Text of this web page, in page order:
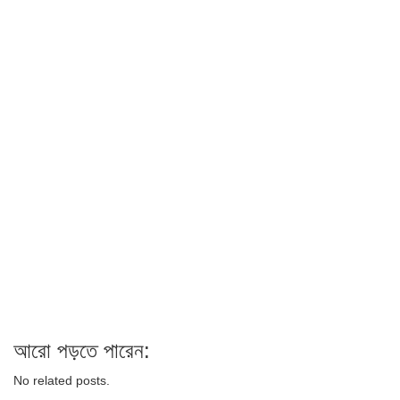
আরো পড়তে পারেন:
No related posts.